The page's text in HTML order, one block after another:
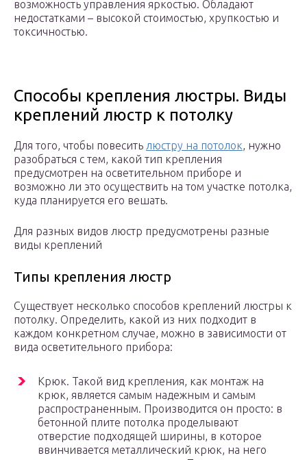
возможность управления яркостью. Обладают
недостатками – высокой стоимостью, хрупкостью и
токсичностью.
Способы крепления люстры. Виды
креплений люстр к потолку
Для того, чтобы повесить люстру на потолок, нужно
разобраться с тем, какой тип крепления
предусмотрен на осветительном приборе и
возможно ли это осуществить на том участке потолка,
куда планируется его вешать.
Для разных видов люстр предусмотрены разные
виды креплений
Типы крепления люстр
Существует несколько способов креплений люстры к
потолку. Определить, какой из них подходит в
каждом конкретном случае, можно в зависимости от
вида осветительного прибора:
Крюк. Такой вид крепления, как монтаж на
крюк, является самым надежным и самым
распространенным. Производится он просто: в
бетонной плите потолка проделывают
отверстие подходящей ширины, в которое
ввинчивается металлический крюк, на него